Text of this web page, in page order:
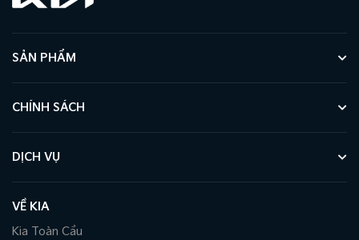
SẢN PHẨM
CHÍNH SÁCH
DỊCH VỤ
VỀ KIA
Kia Toàn Cầu